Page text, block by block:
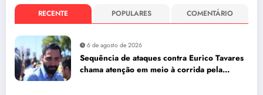
RECENTE POPULARES COMENTÁRIO
6 de agosto de 2026
Sequência de ataques contra Eurico Tavares
chama atenção em meio à corrida pela